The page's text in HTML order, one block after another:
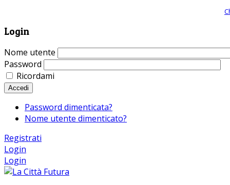
Login
Nome utente
Password
Ricordami
Accedi
Password dimenticata?
Nome utente dimenticato?
Registrati
Login
Login